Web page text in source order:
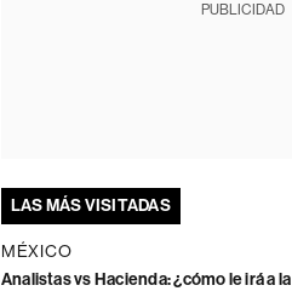
PUBLICIDAD
LAS MÁS VISITADAS
MÉXICO
Analistas vs Hacienda: ¿cómo le irá a la